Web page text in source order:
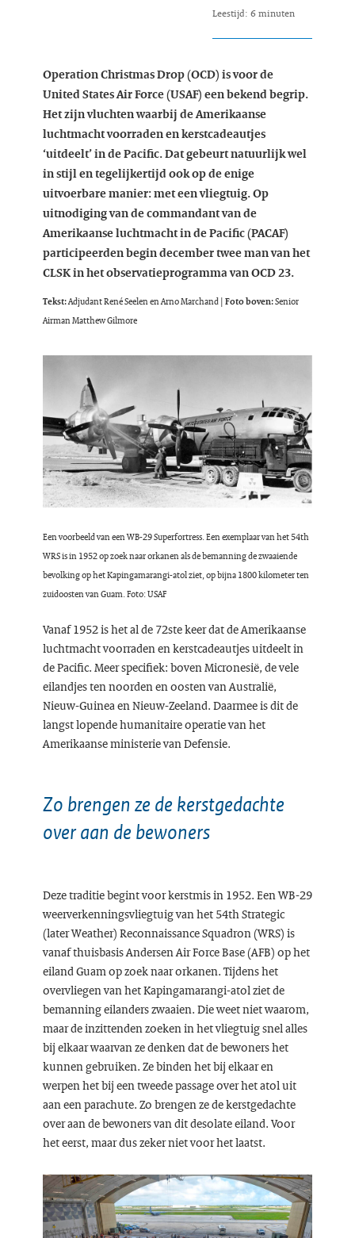
Leestijd: 6 minuten
Operation Christmas Drop (OCD) is voor de
United States Air Force (USAF) een bekend begrip.
Het zijn vluchten waarbij de Amerikaanse
luchtmacht voorraden en kerstcadeautjes
‘uitdeelt’ in de Pacific. Dat gebeurt natuurlijk wel
in stijl en tegelijkertijd ook op de enige
uitvoerbare manier: met een vliegtuig. Op
uitnodiging van de commandant van de
Amerikaanse luchtmacht in de Pacific (PACAF)
participeerden begin december twee man van het
CLSK in het observatieprogramma van OCD 23.
Tekst:Adjudant René Seelen en Arno Marchand| Foto boven:Senior
Airman Matthew Gilmore
Een voorbeeld van een WB-29 Superfortress. Een exemplaar van het 54th
WRS is in 1952 op zoek naar orkanen als de bemanning de zwaaiende
bevolking op het Kapingamarangi-atol ziet, op bijna 1800 kilometer ten
zuidoosten van Guam. Foto: USAF
Vanaf 1952 is het al de 72ste keer dat de Amerikaanse
luchtmacht voorraden en kerstcadeautjes uitdeelt in
de Pacific. Meer specifiek: boven Micronesië, de vele
eilandjes ten noorden en oosten van Australië,
Nieuw-Guinea en Nieuw-Zeeland. Daarmee is dit de
langst lopende humanitaire operatie van het
Amerikaanse ministerie van Defensie.
Zo brengen ze de kerstgedachte
over aan de bewoners
Deze traditie begint voor kerstmis in 1952. Een WB-29
weerverkenningsvliegtuig van het 54th Strategic
(later Weather) Reconnaissance Squadron (WRS) is
vanaf thuisbasis Andersen Air Force Base (AFB) op het
eiland Guam op zoek naar orkanen. Tijdens het
overvliegen van het Kapingamarangi-atol ziet de
bemanning eilanders zwaaien. Die weet niet waarom,
maar de inzittenden zoeken in het vliegtuig snel alles
bij elkaar waarvan ze denken dat de bewoners het
kunnen gebruiken. Ze binden het bij elkaar en
werpen het bij een tweede passage over het atol uit
aan een parachute. Zo brengen ze de kerstgedachte
over aan de bewoners van dit desolate eiland. Voor
het eerst, maar dus zeker niet voor het laatst.